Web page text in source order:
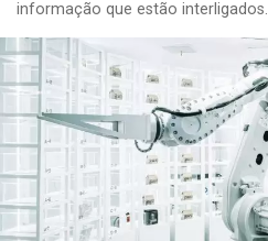
informação que estão interligados.